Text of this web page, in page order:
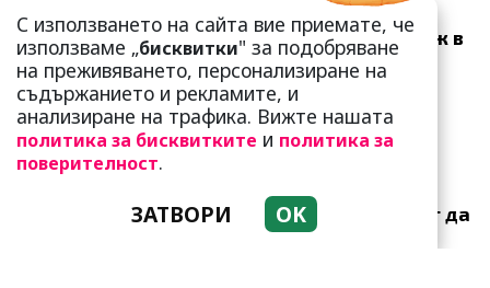
Много скоро! Тези три
зодии ще получат „нож в
гърба“ (Ще бъдат
предаде...
Тези зодии най-обичат да
не правят нищо! Те са
С използването на сайта вие приемате, че
използваме „бисквитки" за подобряване
на преживяването, персонализиране на
съдържанието и рекламите, и
анализиране на трафика. Вижте нашата
политика за бисквитките и политика за
поверителност.
ЗАТВОРИ OK